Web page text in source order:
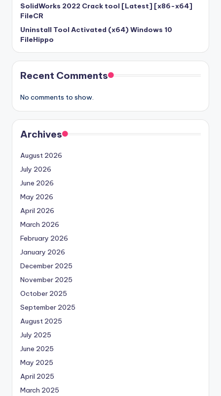
SolidWorks 2022 Crack tool [Latest] [x86-x64]
FileCR
Uninstall Tool Activated (x64) Windows 10
FileHippo
Recent Comments
No comments to show.
Archives
August 2026
July 2026
June 2026
May 2026
April 2026
March 2026
February 2026
January 2026
December 2025
November 2025
October 2025
September 2025
August 2025
July 2025
June 2025
May 2025
April 2025
March 2025